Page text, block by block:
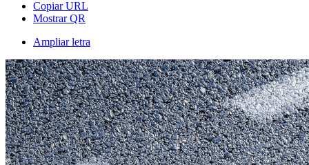
Copiar URL
Mostrar QR
Ampliar letra